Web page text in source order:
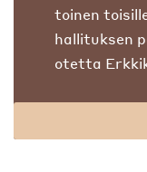
toinen
hallituksen
otetta